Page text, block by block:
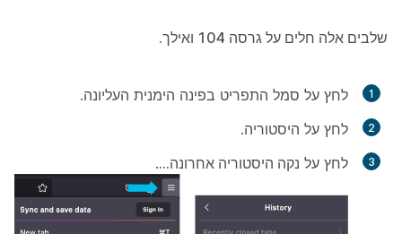
שלבים אלה חלים על גרסה 104 ואילך.
לחץ על סמל התפריט בפינה הימנית העליונה.
לחץ על היסטוריה.
לחץ על נקה היסטוריה אחרונה....